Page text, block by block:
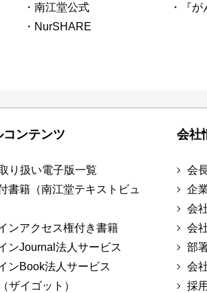
・南江堂公式
・NurSHARE
・『
コンテンツ
り扱い電子版一覧
書籍（南江堂テキストビュ
ンアクセス権付き書籍
ンJournal法人サービス
ンBook法人サービス
ザイゴット）
会社
会
企
会
会
部
会
採